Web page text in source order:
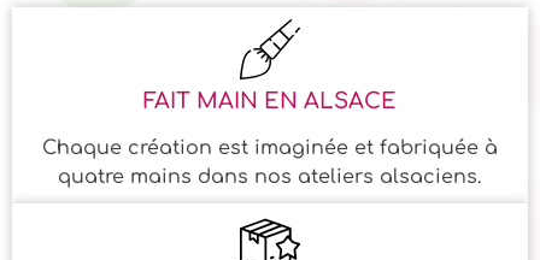
FAIT MAIN EN ALSACE
Chaque création est imaginée et fabriquée à
quatre mains dans nos ateliers alsaciens.